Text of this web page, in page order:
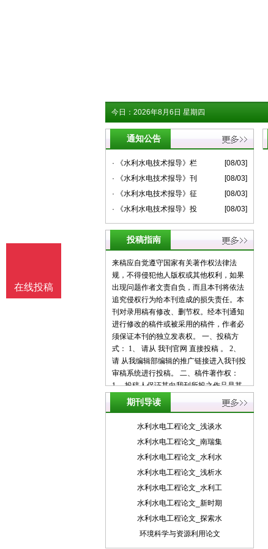
今日： 2026年8月6日 星期四
通知公告
· 《水利水电技术报导》栏
[08/03]
· 《水利水电技术报导》刊
[08/03]
· 《水利水电技术报导》征
[08/03]
· 《水利水电技术报导》投
[08/03]
投稿指南
来稿应自觉遵守国家有关著作权法律法
规，不得侵犯他人版权或其他权利，如果
出现问题作者文责自负，而且本刊将依法
追究侵权行为给本刊造成的损失责任。本
刊对录用稿有修改、删节权。经本刊通知
进行修改的稿件或被采用的稿件，作者必
须保证本刊的独立发表权。 一、投稿方
式： 1、 请从 我刊官网 直接投稿 。 2、
请 从我编辑部编辑的推广链接进入我刊投
审稿系统进行投稿。 二、稿件著作权：
1、 投稿人保证其向我刊所投之作品是其
本人或与他人合作创作之成果，或对所投
作品拥有合法的著作权，无第三人对其作
品提出可成立之权利主张。 2、 投稿人保
发表。 3、 投稿人保证其作品不含有违反
宪法、法律及损害社会公共利益之内容。
4、 投稿人向我刊所投之作品不得同时向
第三方投送，即不允许一稿多投。 5、 投
包括但不限于：通过网络向公众传播、复
制、摘编、表演、播放、展览、发行、摄
制电影、电视、录像制品、录制录音制
期刊导读
水利水电工程论文_浅谈水
水利水电工程论文_南瑞集
水利水电工程论文_水利水
水利水电工程论文_浅析水
水利水电工程论文_水利工
水利水电工程论文_新时期
水利水电工程论文_探索水
环境科学与资源利用论文
在线投稿